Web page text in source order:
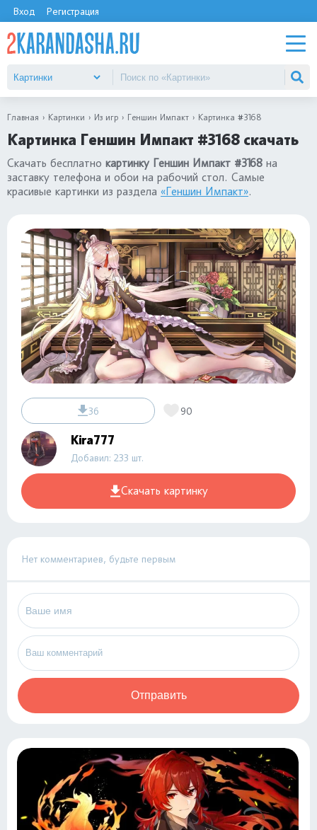
Вход Регистрация
Главная Картинки Из игр Геншин Импакт Картинка #3168
Картинка Геншин Импакт #3168 скачать
Скачать бесплатно картинку Геншин Импакт #3168 на
заставку телефона и обои на рабочий стол. Самые
красивые картинки из раздела «Геншин Импакт».
36 90
Kira777
Добавил: 233 шт.
Скачать картинку
Нет комментариев, будьте первым
Отправить